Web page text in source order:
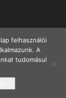
felhasználói
A
tudomásul